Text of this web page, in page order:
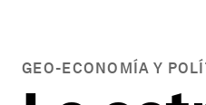
GEO-ECONOMÍA Y